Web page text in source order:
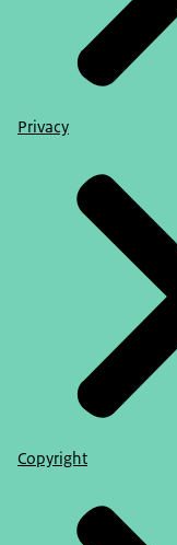
Privacy
Copyright